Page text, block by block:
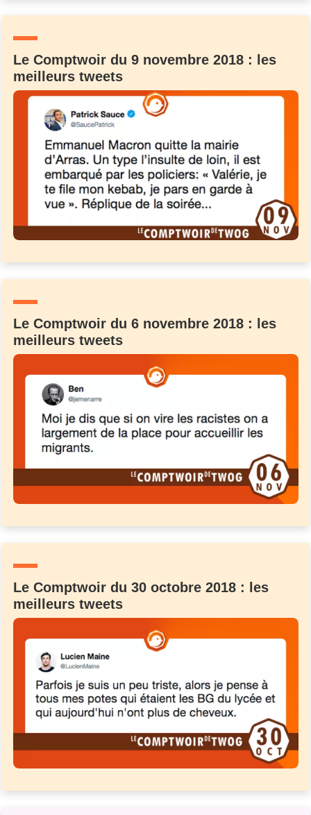
Le Comptwoir du 9 novembre 2018 : les
meilleurs tweets
Le Comptwoir du 6 novembre 2018 : les
meilleurs tweets
Le Comptwoir du 30 octobre 2018 : les
meilleurs tweets
C'EST PARTI